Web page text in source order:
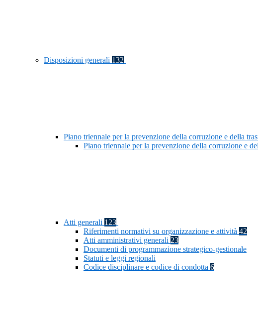
Disposizioni generali 132
Piano triennale per la prevenzione della corruzione e della
Piano triennale per la prevenzione della corruzione e
Atti generali 123
Riferimenti normativi su organizzazione e attività 42
Atti amministrativi generali 23
Documenti di programmazione strategico-gestionale
Statuti e leggi regionali
Codice disciplinare e codice di condotta 6